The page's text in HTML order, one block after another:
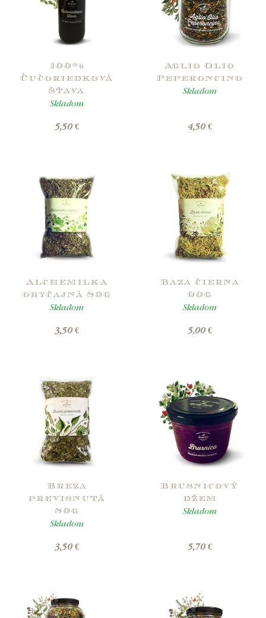
100%
Čučoriedková
šťava
Skladom
5,50 €
Aglio Olio
Peperoncino
Skladom
4,50 €
Alchemilka
obyčajná 80g
Skladom
3,50 €
Baza čierna
90g
Skladom
5,00 €
Breza
previsnutá
80g
Skladom
3,50 €
Brusnicový
džem
Skladom
5,70 €